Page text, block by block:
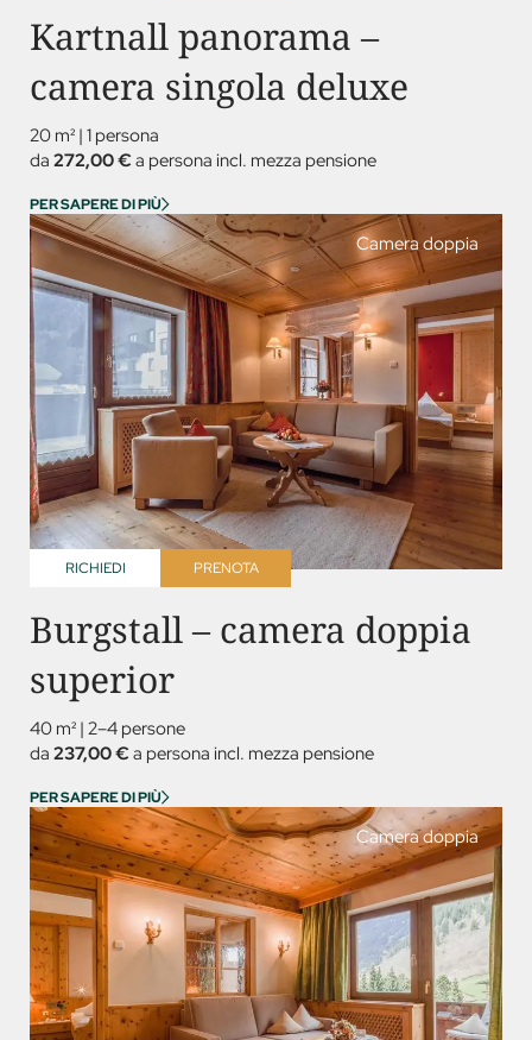
Kartnall panorama –
camera singola deluxe
20 m² | 1 persona
da 272,00 € a persona incl. mezza pensione
PER SAPERE DI PIÙ
Camera doppia
PRENOTA
RICHIEDI
Burgstall – camera doppia
superior
40 m² | 2–4 persone
da 237,00 € a persona incl. mezza pensione
PER SAPERE DI PIÙ
Camera doppia